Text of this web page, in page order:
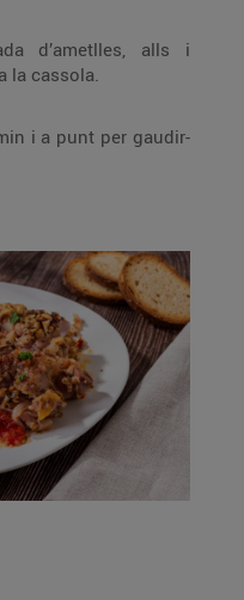
d’ametlles, alls i
la cassola.
i a punt per gaudir-